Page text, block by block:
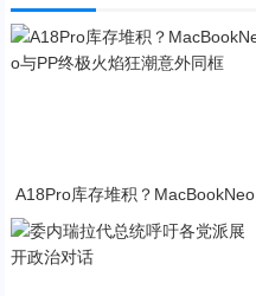
A18Pro库存堆积？MacBookNeo
与PP终极火焰狂潮意外同框